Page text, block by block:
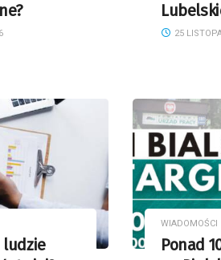
25
ludzie
WIADOMOŚCI
Ponad